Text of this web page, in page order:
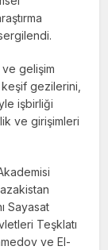
gelişim
keşif gezilerini,
işbirliği
ve girişimleri
Sayasat
Teşklatı
ve El-